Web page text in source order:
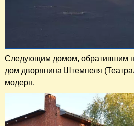
Следующим домом, обратившим
дом дворянина Штемпеля
модерн.